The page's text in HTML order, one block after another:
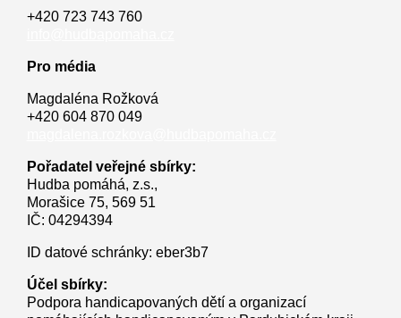
+420 723 743 760
Pro média
Magdaléna Rožková
+420 604 870 049
Pořadatel veřejné sbírky:
Hudba pomáhá, z.s.,
Morašice 75, 569 51
IČ: 04294394
ID datové schránky: eber3b7
Účel sbírky:
Podpora handicapovaných dětí a organizací